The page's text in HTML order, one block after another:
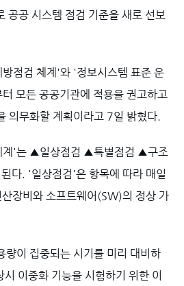
공공 시스템 점검 기준을 새로 선보
점검 체계'와 '정보시스템 표준 운
모든 공공기관에 적용을 권고하고
의무화할 계획이라고 7일 밝혔다.
계'는 ▲일상점검 ▲특별점검 ▲구조
다. '일상점검'은 항목에 따라 매일
장비와 소프트웨어(SW)의 정상 가
량이 집중되는 시기를 미리 대비하
이중화 기능을 시험하기 위한 이